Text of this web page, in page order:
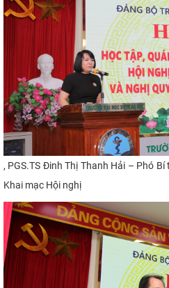
, PGS.TS Đinh Thị Thanh Hải – Phó Bí
Khai mạc Hội nghị